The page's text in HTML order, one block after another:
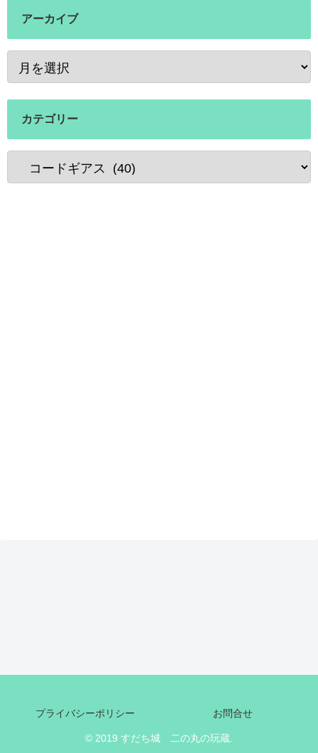
アーカイブ
カテゴリー
プライバシーポリシー お問合せ
© 2019 すだち城 二の丸の玩蔵.